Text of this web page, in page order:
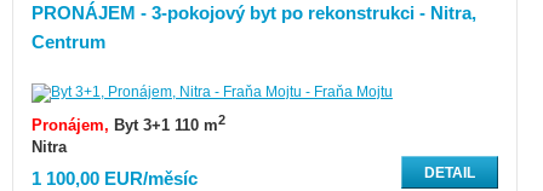
PRONÁJEM - 3-pokojový byt po rekonstrukci - Nitra,
Centrum
Pronájem Byt 3+1 110 m2
Nitra
DETAIL
1 100,00 EUR/měsíc